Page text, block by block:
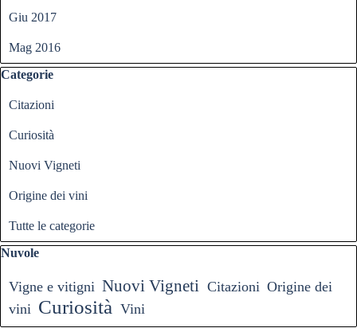
Giu 2017
Mag 2016
Salta blocco Categorie
Categorie
Citazioni
Curiosità
Nuovi Vigneti
Origine dei vini
Tutte le categorie
Salta blocco Nuvole
Nuvole
Vigne e vitigni Nuovi Vigneti Citazioni Origine dei
vini Curiosità Vini